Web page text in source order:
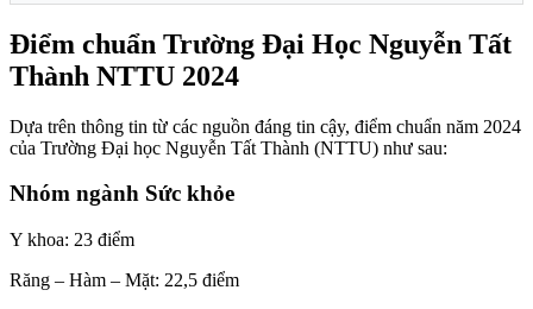
Điểm chuẩn Trường Đại Học Nguyễn Tất
Thành NTTU 2024
Dựa trên thông tin từ các nguồn đáng tin cậy, điểm chuẩn năm 2024
của Trường Đại học Nguyễn Tất Thành (NTTU) như sau:
Nhóm ngành Sức khỏe
Y khoa: 23 điểm
Răng – Hàm – Mặt: 22,5 điểm